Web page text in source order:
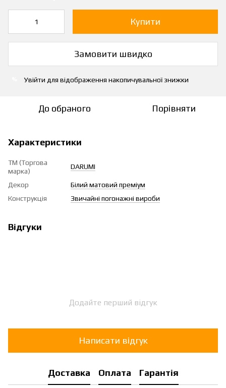
Купити
Замовити швидко
Увійти для відображення накопичувальної знижки
До обраного Порівняти
Характеристики
ТМ (Торгова
марка)
DARUMI
Декор
Білий матовий преміум
Конструкція
Звичайні погонажні вироби
Відгуки
Додайте перший відгук
Написати відгук
Доставка Оплата Гарантія